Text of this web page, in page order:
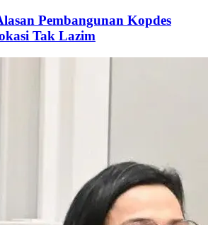
Pembangunan Kopdes
Tak Lazim